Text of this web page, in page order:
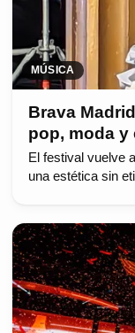
MÚSICA
Brava
pop, moda y
El festival vuelve
una estética sin